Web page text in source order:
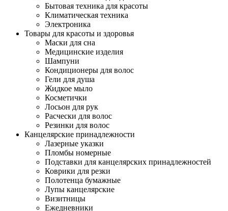
Бытовая техника для красоты
Климатическая техника
Электроника
Товары для красоты и здоровья
Маски для сна
Медицинские изделия
Шампуни
Кондиционеры для волос
Гели для душа
Жидкое мыло
Косметички
Лосьон для рук
Расчески для волос
Резинки для волос
Канцелярские принадлежности
Лазерные указки
Пломбы номерные
Подставки для канцелярских принадлежностей
Коврики для резки
Полотенца бумажные
Лупы канцелярские
Визитницы
Ежедневники